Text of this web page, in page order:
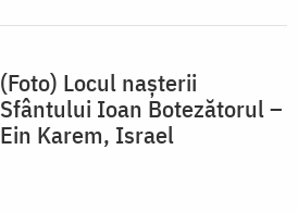
(Foto) Locul nașterii
Sfântului Ioan Botezătorul –
Ein Karem, Israel